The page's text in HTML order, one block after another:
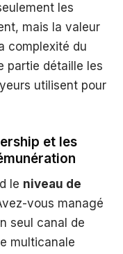
les
mais la valeur
complexité du
partie détaille les
utilisent pour
et les
le niveau de
vous managé
seul canal de
multicanale